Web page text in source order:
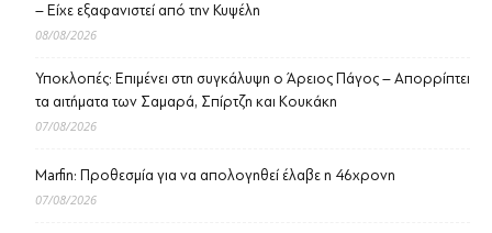
– Είχε εξαφανιστεί από την Κυψέλη
08/08/2026
Υποκλοπές: Επιμένει στη συγκάλυψη ο Άρειος Πάγος – Απορρίπτει
τα αιτήματα των Σαμαρά, Σπίρτζη και Κουκάκη
07/08/2026
Marfin: Προθεσμία για να απολογηθεί έλαβε η 46χρονη
07/08/2026